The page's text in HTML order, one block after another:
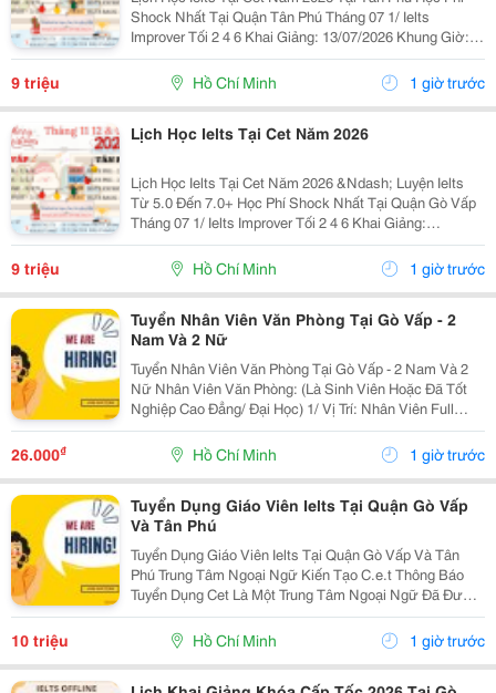
Shock Nhất Tại Quận Tân Phú Tháng 07 1/ Ielts
Improver Tối 2 4 6 Khai Giảng: 13/07/2026 Khung Giờ:
18:00 Đến 21:00 Học Phí Ưu Đãi 5% Khi Đăng Ký 2/ Ielts
Basic Tối 3 5 7 Khai...
9 triệu Hồ Chí Minh 1 giờ trước
Lịch Học Ielts Tại Cet Năm 2026
Lịch Học Ielts Tại Cet Năm 2026 &Ndash; Luyện Ielts
Từ 5.0 Đến 7.0+ Học Phí Shock Nhất Tại Quận Gò Vấp
Tháng 07 1/ Ielts Improver Tối 2 4 6 Khai Giảng:
13/07/2026 Khung Giờ: 18:00 Đến 21:00 Học Phí Ưu Đãi
5% Khi Đăng Ký 2/ Ielts...
9 triệu Hồ Chí Minh 1 giờ trước
Tuyển Nhân Viên Văn Phòng Tại Gò Vấp - 2
Nam Và 2 Nữ
Tuyển Nhân Viên Văn Phòng Tại Gò Vấp - 2 Nam Và 2
Nữ Nhân Viên Văn Phòng: (Là Sinh Viên Hoặc Đã Tốt
Nghiệp Cao Đẳng/ Đại Học) 1/ Vị Trí: Nhân Viên Full
Time (2 Nam 2 Nữ) Ca Làm: 13:00 Đến 21:00 (1 Tháng
Được Nghỉ Phép 1 Ngày, Và Hưởng Các Ngày...
26.000₫ Hồ Chí Minh 1 giờ trước
Tuyển Dụng Giáo Viên Ielts Tại Quận Gò Vấp
Và Tân Phú
Tuyển Dụng Giáo Viên Ielts Tại Quận Gò Vấp Và Tân
Phú Trung Tâm Ngoại Ngữ Kiến Tạo C.e.t Thông Báo
Tuyển Dụng Cet Là Một Trung Tâm Ngoại Ngữ Đã Được
Thành Lập 16 Năm Chuyên Về Chương Trình Anh Văn
Học Thuật Ielts &Ndash; Toefl Ibt. Trung Tâm...
10 triệu Hồ Chí Minh 1 giờ trước